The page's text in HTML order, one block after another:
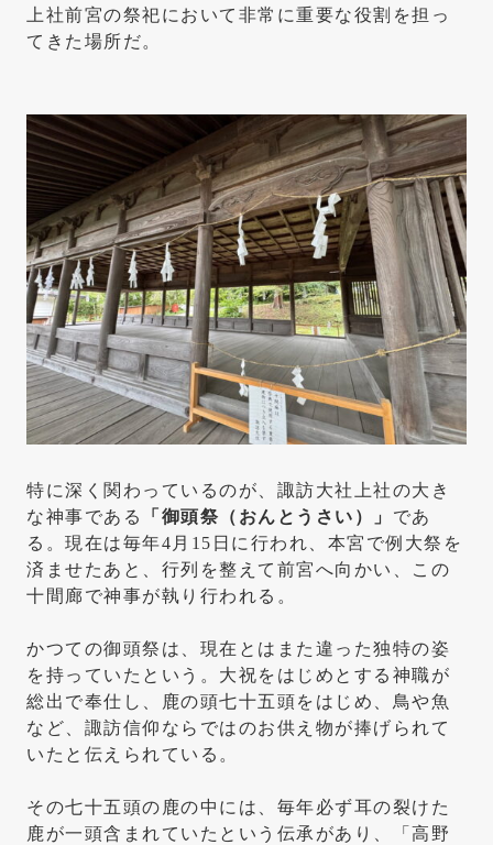
上社前宮の祭祀において非常に重要な役割を担っ
てきた場所だ。
特に深く関わっているのが、諏訪大社上社の大き
な神事である
「御頭祭（おんとうさい）」 であ
る。現在は毎年4月15日に行われ、本宮で例大祭を
済ませたあと、行列を整えて前宮へ向かい、この
十間廊で神事が執り行われる。
かつての御頭祭は、現在とはまた違った独特の姿
を持っていたという。大祝をはじめとする神職が
総出で奉仕し、鹿の頭七十五頭をはじめ、鳥や魚
など、諏訪信仰ならではのお供え物が捧げられて
いたと伝えられている。
その七十五頭の鹿の中には、毎年必ず耳の裂けた
鹿が一頭含まれていたという伝承があり、「高野